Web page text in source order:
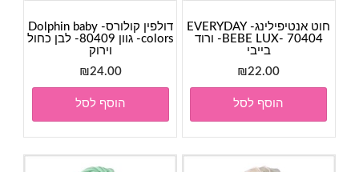
חוט אנטיפילינג- EVERYDAY
BEBE LUX- 70404- ורוד
בייבי
₪22.00
הוסף לסל
דולפין קולורס- Dolphin baby
colors- גוון 80409- לבן כחול
וירוק
₪24.00
הוסף לסל